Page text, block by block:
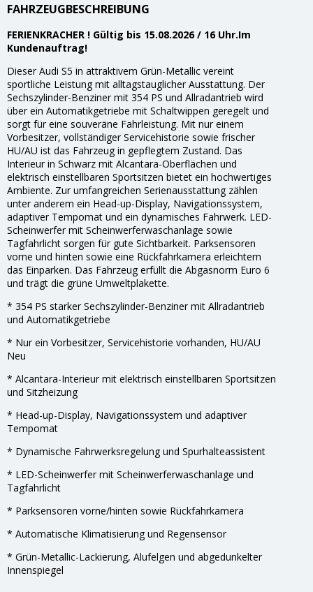
FAHRZEUGBESCHREIBUNG
FERIENKRACHER ! Gültig bis 15.08.2026 / 16 Uhr.Im
Kundenauftrag!
Dieser Audi S5 in attraktivem Grün-Metallic vereint
sportliche Leistung mit alltagstauglicher Ausstattung. Der
Sechszylinder-Benziner mit 354 PS und Allradantrieb wird
über ein Automatikgetriebe mit Schaltwippen geregelt und
sorgt für eine souveräne Fahrleistung. Mit nur einem
Vorbesitzer, vollständiger Servicehistorie sowie frischer
HU/AU ist das Fahrzeug in gepflegtem Zustand. Das
Interieur in Schwarz mit Alcantara-Oberflächen und
elektrisch einstellbaren Sportsitzen bietet ein hochwertiges
Ambiente. Zur umfangreichen Serienausstattung zählen
unter anderem ein Head-up-Display, Navigationssystem,
adaptiver Tempomat und ein dynamisches Fahrwerk. LED-
Scheinwerfer mit Scheinwerferwaschanlage sowie
Tagfahrlicht sorgen für gute Sichtbarkeit. Parksensoren
vorne und hinten sowie eine Rückfahrkamera erleichtern
das Einparken. Das Fahrzeug erfüllt die Abgasnorm Euro 6
und trägt die grüne Umweltplakette.
* 354 PS starker Sechszylinder-Benziner mit Allradantrieb
und Automatikgetriebe
* Nur ein Vorbesitzer, Servicehistorie vorhanden, HU/AU
Neu
* Alcantara-Interieur mit elektrisch einstellbaren Sportsitzen
und Sitzheizung
* Head-up-Display, Navigationssystem und adaptiver
Tempomat
* Dynamische Fahrwerksregelung und Spurhalteassistent
* LED-Scheinwerfer mit Scheinwerferwaschanlage und
Tagfahrlicht
* Parksensoren vorne/hinten sowie Rückfahrkamera
* Automatische Klimatisierung und Regensensor
* Grün-Metallic-Lackierung, Alufelgen und abgedunkelter
Innenspiegel